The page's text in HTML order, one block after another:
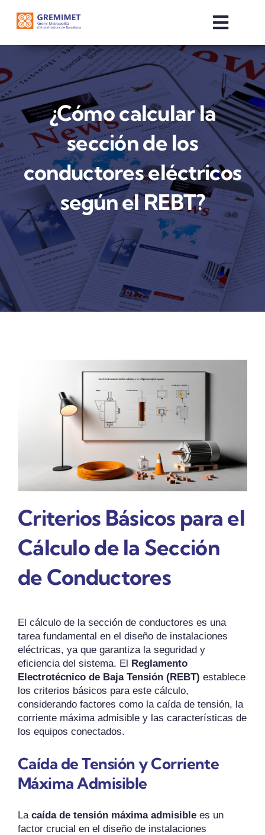
Toggle
QUI SOM
SERVEIS
COMERCIALITZADORES
NOTÍCIES
OTE
REVISTA DIGITAL
INICIA SESSIÓ
¿Cómo calcular la
sección de los
conductores eléctricos
según el REBT?
Criterios Básicos para el
Cálculo de la Sección
de Conductores
El cálculo de la sección de conductores es una
tarea fundamental en el diseño de instalaciones
eléctricas, ya que garantiza la seguridad y
eficiencia del sistema. El Reglamento
Electrotécnico de Baja Tensión (REBT) establece
los criterios básicos para este cálculo,
considerando factores como la caída de tensión, la
corriente máxima admisible y las características de
los equipos conectados.
Caída de Tensión y Corriente
Máxima Admisible
La caída de tensión máxima admisiblees un
factor crucial en el diseño de instalaciones